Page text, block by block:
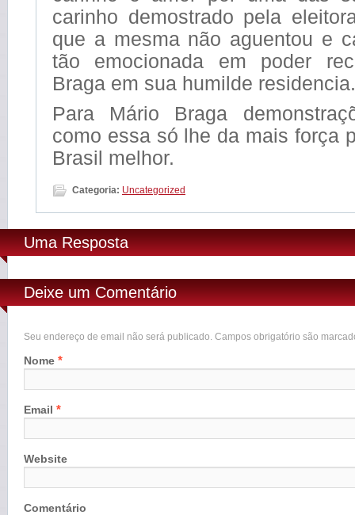
carinho demostrado pela
que a mesma não aguentou e
tão emocionada em poder
Braga em sua humilde residencia.
Para Mário Braga
como essa só lhe da mais força
Brasil melhor.
Categoria: Uncategorized
Uma Resposta
Deixe um Comentário
Seu endereço de email não será publicado. Campos obrigatório são
Nome *
Email *
Website
Comentário